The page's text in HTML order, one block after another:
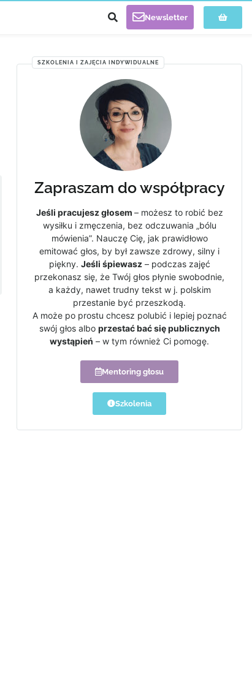
Newsletter
Zapraszam do współpracy
Jeśli pracujesz głosem – możesz to robić bez
wysiłku i zmęczenia, bez odczuwania „bólu
mówienia”. Nauczę Cię, jak prawidłowo
emitować głos, by był zawsze zdrowy, silny i
piękny. Jeśli śpiewasz– podczas zajęć
przekonasz się, że Twój głos płynie swobodnie,
a każdy, nawet trudny tekst w j. polskim
przestanie być przeszkodą.
A może po prostu chcesz polubić i lepiej poznać
swój głos albo przestać bać się publicznych
wystąpień – w tym również Ci pomogę.
Mentoring głosu
Szkolenia
SZKOLENIA I ZAJĘCIA INDYWIDUALNE